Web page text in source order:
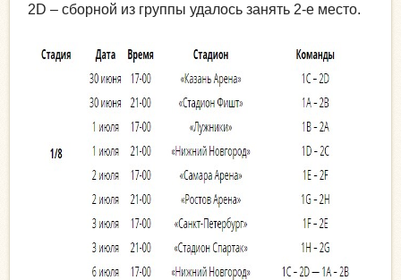
2D – сборной из группы удалось занять 2-е место.